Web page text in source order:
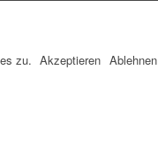
zu. Akzeptieren Ablehnen